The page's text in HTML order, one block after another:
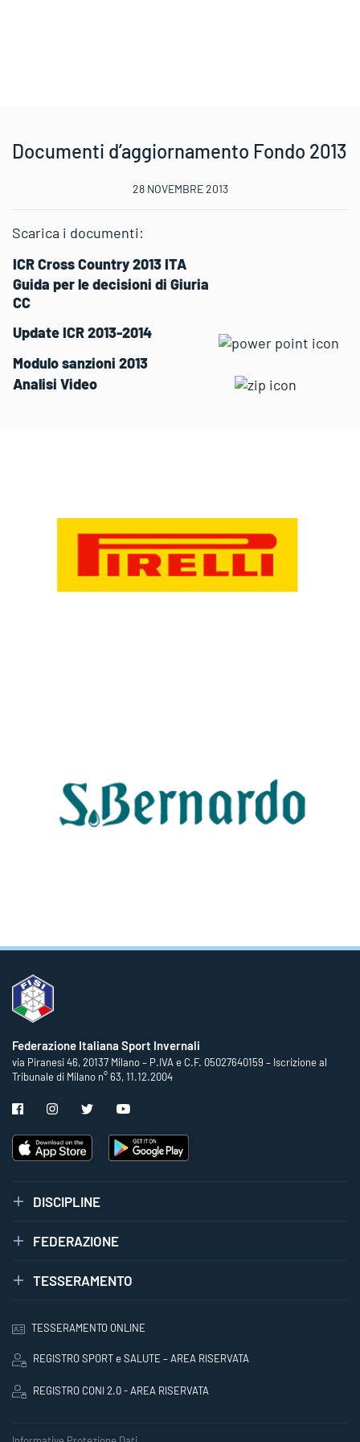
Documenti d’aggiornamento Fondo 2013
28 NOVEMBRE 2013
Scarica i documenti:
ICR Cross Country 2013 ITA
Guida per le decisioni di Giuria
CC
Update ICR 2013-2014
Modulo sanzioni 2013
Analisi Video
Federazione Italiana Sport Invernali
via Piranesi 46, 20137 Milano – P.IVA e C.F. 05027640159 – Iscrizione al
Tribunale di Milano n° 63, 11.12.2004
DISCIPLINE
FEDERAZIONE
TESSERAMENTO
TESSERAMENTO ONLINE
REGISTRO SPORT e SALUTE – AREA RISERVATA
REGISTRO CONI 2.0 - AREA RISERVATA